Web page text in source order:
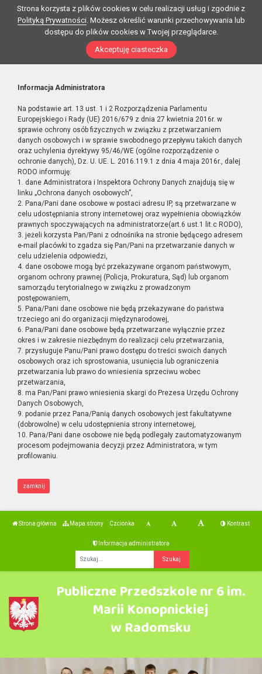
Strona korzysta z plików cookies w celu realizacji usług i zgodnie z
Polityką Prywatności. Możesz określić warunki przechowywania lub
dostępu do plików cookies w Twojej przeglądarce.
Akceptuję ciasteczka
Informacja Administratora
Na podstawie art. 13 ust. 1 i 2 Rozporządzenia Parlamentu
Europejskiego i Rady (UE) 2016/679 z dnia 27 kwietnia 2016r. w
sprawie ochrony osób fizycznych w związku z przetwarzaniem
danych osobowych i w sprawie swobodnego przepływu takich danych
oraz uchylenia dyrektywy 95/46/WE (ogólne rozporządzenie o
ochronie danych), Dz. U. UE. L. 2016.119.1 z dnia 4 maja 2016r., dalej
RODO informuję:
1. dane Administratora i Inspektora Ochrony Danych znajdują się w
linku „Ochrona danych osobowych”,
2. Pana/Pani dane osobowe w postaci adresu IP, są przetwarzane w
celu udostępniania strony internetowej oraz wypełnienia obowiązków
prawnych spoczywających na administratorze(art.6 ust.1 lit.c RODO),
3. jeżeli korzysta Pan/Pani z odnośnika na stronie będącego adresem
e-mail placówki to zgadza się Pan/Pani na przetwarzanie danych w
celu udzielenia odpowiedzi,
4. dane osobowe mogą być przekazywane organom państwowym,
organom ochrony prawnej (Policja, Prokuratura, Sąd) lub organom
samorządu terytorialnego w związku z prowadzonym
postępowaniem,
5. Pana/Pani dane osobowe nie będą przekazywane do państwa
trzeciego ani do organizacji międzynarodowej,
6. Pana/Pani dane osobowe będą przetwarzane wyłącznie przez
okres i w zakresie niezbędnym do realizacji celu przetwarzania,
7. przysługuje Panu/Pani prawo dostępu do treści swoich danych
osobowych oraz ich sprostowania, usunięcia lub ograniczenia
przetwarzania lub prawo do wniesienia sprzeciwu wobec
przetwarzania,
8. ma Pan/Pani prawo wniesienia skargi do Prezesa Urzędu Ochrony
Danych Osobowych,
9. podanie przez Pana/Panią danych osobowych jest fakultatywne
(dobrowolne) w celu udostępnienia strony internetowej,
10. Pana/Pani dane osobowe nie będą podlegały zautomatyzowanym
procesom podejmowania decyzji przez Administratora, w tym
profilowaniu.
zamknij
Strona główna Mapa strony Czcionka Kontrast
Informacja administratora
Publiczne Przedszkole nr 6 im.
Marii Konopnickiej
w Radomsku